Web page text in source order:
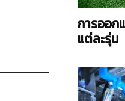
การออก
แต่ละรุ่น